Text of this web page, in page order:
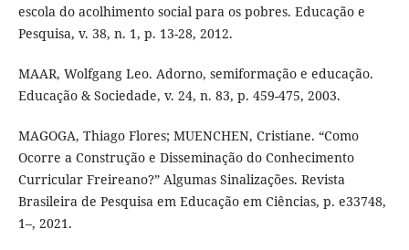
escola do acolhimento social para os pobres. Educação e
Pesquisa, v. 38, n. 1, p. 13-28, 2012.
MAAR, Wolfgang Leo. Adorno, semiformação e educação.
Educação & Sociedade, v. 24, n. 83, p. 459-475, 2003.
MAGOGA, Thiago Flores; MUENCHEN, Cristiane. “Como
Ocorre a Construção e Disseminação do Conhecimento
Curricular Freireano?” Algumas Sinalizações. Revista
Brasileira de Pesquisa em Educação em Ciências, p. e33748,
1–, 2021.